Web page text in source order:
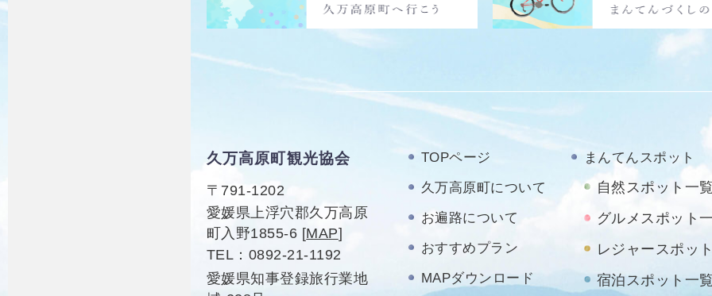
TOPページ
久万高原町について
お遍路について
おすすめプラン
MAPダウンロード
まんてんスポット
自然スポット一
グルメスポット
レジャースポッ
宿泊スポット一
久万高原町観光協会
〒791-1202
愛媛県上浮穴郡久万高原
町入野1855-6 [MAP]
TEL
0892-21-1192
愛媛県知事登録旅行業地